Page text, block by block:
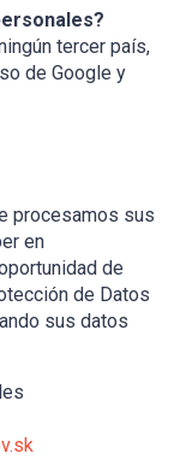
tercer país,
de Google y
procesamos sus
en
de
de Datos
sus datos